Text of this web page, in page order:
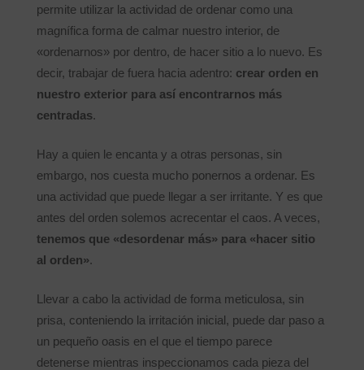
permite utilizar la actividad de ordenar como una
magnífica forma de calmar nuestro interior, de
«ordenarnos» por dentro, de hacer sitio a lo nuevo. Es
decir, trabajar de fuera hacia adentro: crear orden en
nuestro exterior para así encontrarnos más
centradas.
Hay a quien le encanta y a otras personas, sin
embargo, nos cuesta mucho ponernos a ordenar. Es
una actividad que puede llegar a ser irritante. Y es que
antes del orden solemos acrecentar el caos. A veces,
tenemos que «desordenar más» para «hacer sitio
al orden».
Llevar a cabo la actividad de forma meticulosa, sin
prisa, conteniendo la irritación inicial, puede dar paso a
un pequeño oasis en el que el tiempo parece
detenerse mientras inspeccionamos cada pieza del